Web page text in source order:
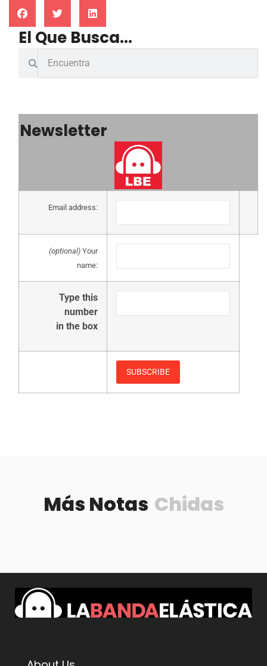
El Que Busca...
Newsletter
Email address:
(optional) Your
name:
Type this
number
in the box
Más Notas Chidas